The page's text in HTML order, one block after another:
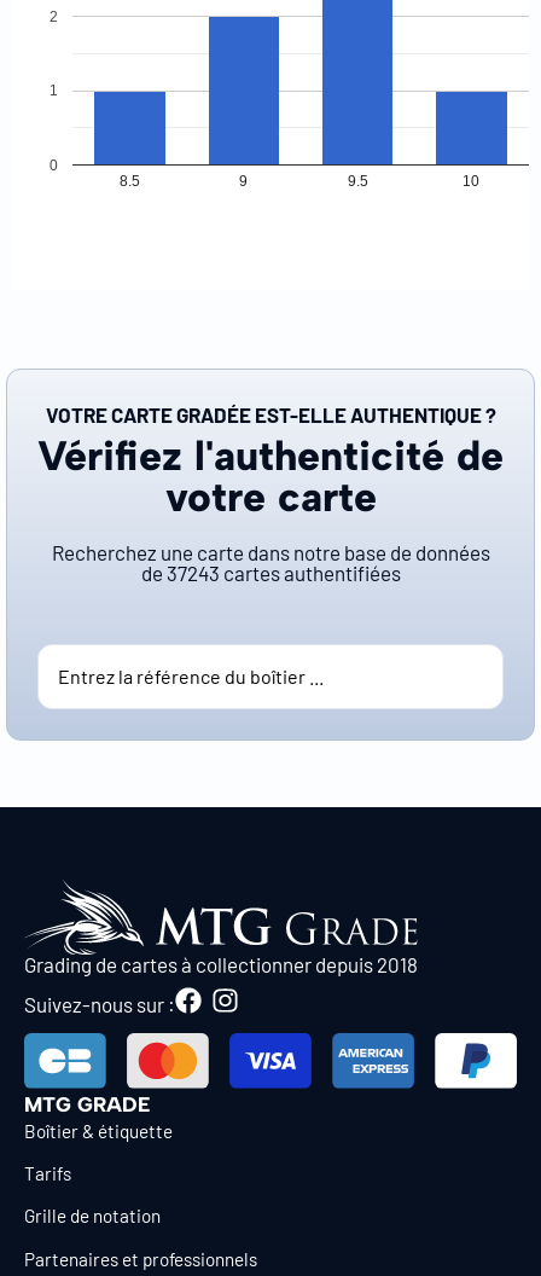
8.5 9 9.5 10
0
1
2
VOTRE CARTE GRADÉE EST-ELLE AUTHENTIQUE ?
Vérifiez l'authenticité de
votre carte
Recherchez une carte dans notre base de données
de 37243 cartes authentifiées
Grading de cartes à collectionner depuis 2018
Suivez-nous sur :
MTG GRADE
Boîtier & étiquette
Tarifs
Grille de notation
Partenaires et professionnels